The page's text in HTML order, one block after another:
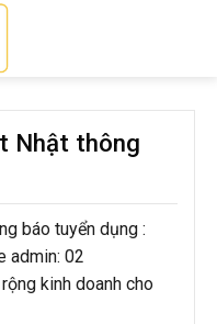
Nhật thông
báo tuyển dụng :
admin: 02
kinh doanh cho